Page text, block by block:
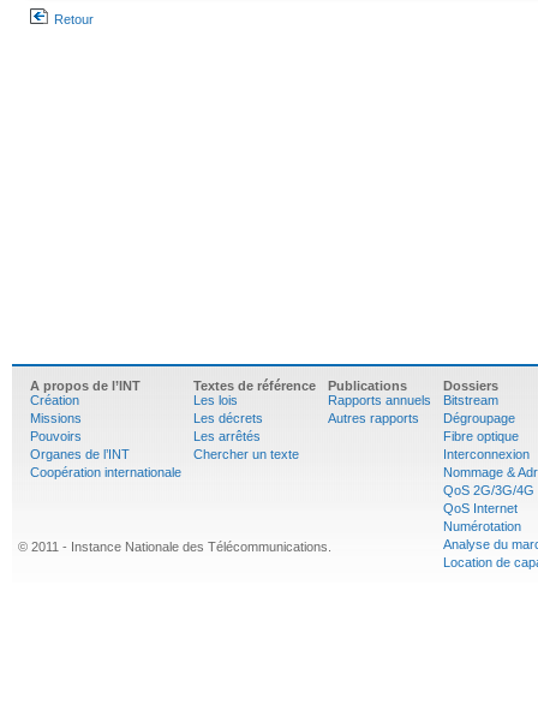
Retour
A propos de l’INT
Création
Missions
Pouvoirs
Organes de l’INT
Coopération internationale
Textes de référence
Les lois
Les décrets
Les arrêtés
Chercher un texte
Publications
Rapports annuels
Autres rapports
Dossiers
Bitstream
Dégroupage
Fibre optique
Interconnexion
Nommage &
QoS 2G/3G/4G
QoS Internet
Numérotation
Analyse du
Location de
© 2011 - Instance Nationale des Télécommunications.